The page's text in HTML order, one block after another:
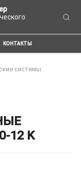
КОНТАКТЫ
системы
12 K